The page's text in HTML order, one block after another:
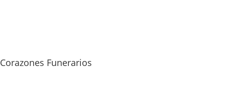
Corazones Funerarios